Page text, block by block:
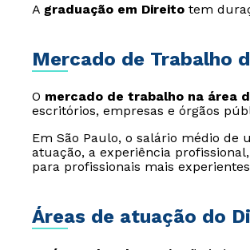
A graduação em Direito tem
Mercado de Trabalho
O mercado de trabalho na área
escritórios, empresas e órgãos
Em São Paulo, o salário médio de
atuação, a experiência
para profissionais mais
Áreas de atuação do